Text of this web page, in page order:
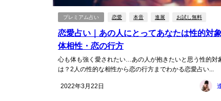
プレミアム占い 恋愛 本音 進展 お試し無料
恋愛占い｜あの人にとってあなたは性的対
体相性・恋の行方
心も体も強く愛されたい…あの人が抱きたいと思う性的対
は？2人の性的な相性から恋の行方までわかる恋愛占い...
2022年3月22日